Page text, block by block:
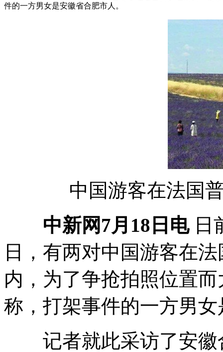
件的一方男女是安徽省合肥市人。
中国游客在法国
中新网7月18日电日
日，有两对中国游客在
内，为了争抢拍照位置
称，打架事件的一方男
记者就此采访了安徽